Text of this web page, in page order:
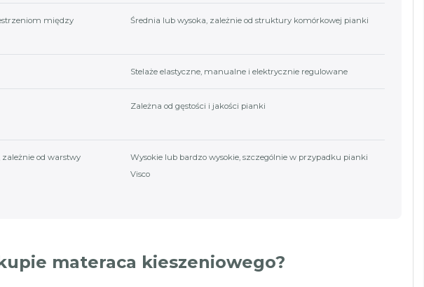
między
Średnia lub wysoka, zależnie od struktury komórkowej pianki
Stelaże elastyczne, manualne i elektrycznie regulowane
Zależna od gęstości i jakości pianki
zależnie od warstwy
Wysokie lub bardzo wysokie, szczególnie w przypadku pianki
Visco
materaca kieszeniowego?